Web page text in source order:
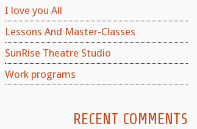
I love you All
Lessons And Master-Classes
SunRise Theatre Studio
Work programs
RECENT COMMENTS